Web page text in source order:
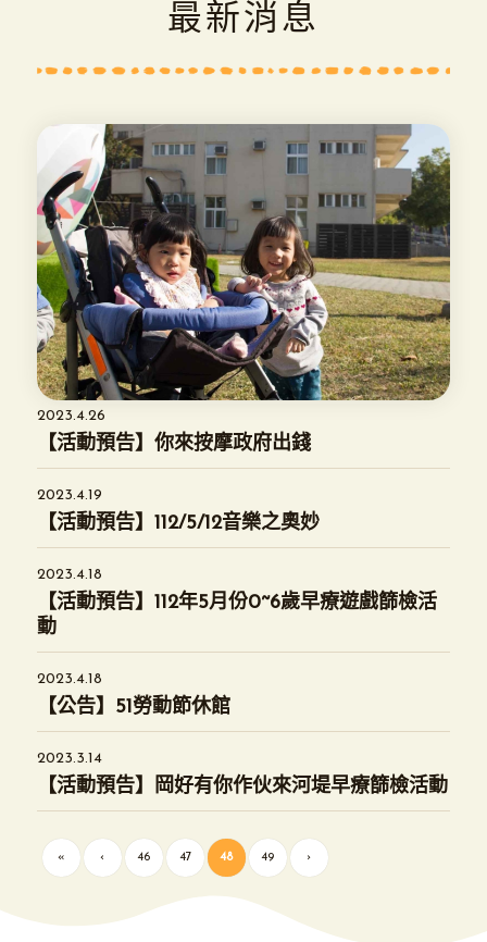
最新消息
2023.4.26
【活動預告】你來按摩政府出錢
2023.4.19
【活動預告】112/5/12音樂之奧妙
2023.4.18
【活動預告】112年5月份0~6歲早療遊戲篩檢活
動
2023.4.18
【公告】51勞動節休館
2023.3.14
【活動預告】岡好有你作伙來河堤早療篩檢活動
« ‹ 46 47 48 49 ›